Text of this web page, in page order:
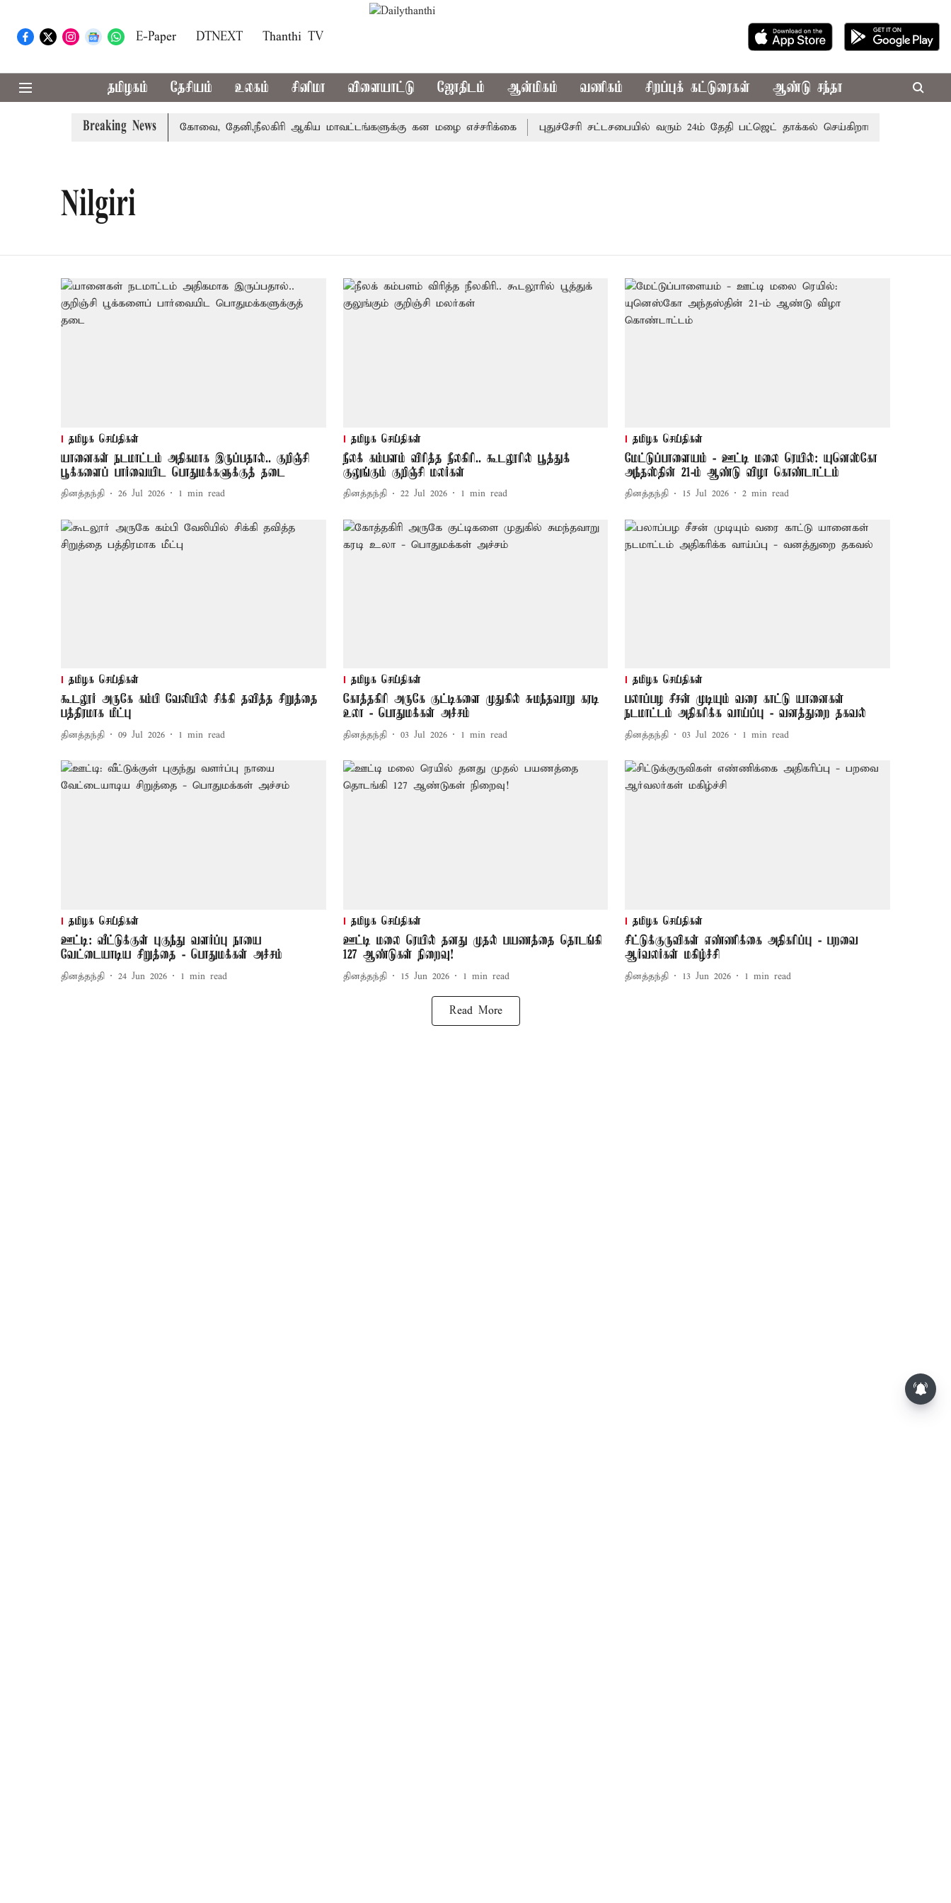
E-Paper DTNEXT Thanthi TV
தமிழகம் தேசியம் உலகம் சினிமா விளையாட்டு ஜோதிடம் ஆன்மிகம் வணிகம் சிறப்புக் கட்டுரைகள் ஆண்டு சந்தா
Breaking News
வாபஸ் பெற்றார் சங்கீதா கோவை, தேனி,நீலகிரி ஆகிய மாவட்டங்களுக்கு கன மழை எச்சரிக்கை புதுச்சேரி சட்டசபையில் வரும் 24ம் தேதி பட்ஜெட் தாக்கல் செய்கிறார் முதல்-அமைச்சர்
Nilgiri
தமிழக செய்திகள்
யானைகள் நடமாட்டம் அதிகமாக இருப்பதால்.. குறிஞ்சி
பூக்களைப் பார்வையிட பொதுமக்களுக்குத் தடை
தினத்தந்தி 26 Jul 2026 1 min read
தமிழக செய்திகள்
நீலக் கம்பளம் விரித்த நீலகிரி.. கூடலூரில் பூத்துக்
குலுங்கும் குறிஞ்சி மலர்கள்
தினத்தந்தி 22 Jul 2026 1 min read
தமிழக செய்திகள்
மேட்டுப்பாளையம் - ஊட்டி மலை ரெயில்: யுனெஸ்கோ
அந்தஸ்தின் 21-ம் ஆண்டு விழா கொண்டாட்டம்
தினத்தந்தி 15 Jul 2026 2 min read
தமிழக செய்திகள்
கூடலூர் அருகே கம்பி வேலியில் சிக்கி தவித்த சிறுத்தை
பத்திரமாக மீட்பு
தினத்தந்தி 09 Jul 2026 1 min read
தமிழக செய்திகள்
கோத்தகிரி அருகே குட்டிகளை முதுகில் சுமந்தவாறு கரடி
உலா - பொதுமக்கள் அச்சம்
தினத்தந்தி 03 Jul 2026 1 min read
தமிழக செய்திகள்
பலாப்பழ சீசன் முடியும் வரை காட்டு யானைகள்
நடமாட்டம் அதிகரிக்க வாய்ப்பு - வனத்துறை தகவல்
தினத்தந்தி 03 Jul 2026 1 min read
தமிழக செய்திகள்
ஊட்டி: வீட்டுக்குள் புகுந்து வளர்ப்பு நாயை
வேட்டையாடிய சிறுத்தை - பொதுமக்கள் அச்சம்
தினத்தந்தி 24 Jun 2026 1 min read
தமிழக செய்திகள்
ஊட்டி மலை ரெயில் தனது முதல் பயணத்தை தொடங்கி
127 ஆண்டுகள் நிறைவு!
தினத்தந்தி 15 Jun 2026 1 min read
தமிழக செய்திகள்
சிட்டுக்குருவிகள் எண்ணிக்கை அதிகரிப்பு - பறவை
ஆர்வலர்கள் மகிழ்ச்சி
தினத்தந்தி 13 Jun 2026 1 min read
Read More